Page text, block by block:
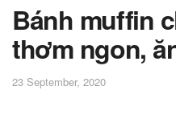
Bánh muffin
thơm ngon,
23 September, 2020